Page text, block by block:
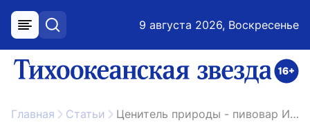
меню поиск 9 августа 2026, Воскресенье
ссылка на главную
Главная Статьи Ценитель природы - пивовар Иван Таранов